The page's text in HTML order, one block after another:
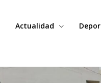
Actualidad